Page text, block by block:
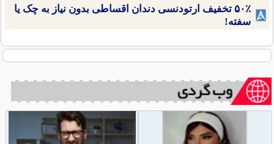
۵۰٪ تخفیف ارتودنسی دندان اقساطی بدون نیاز به چک یا
سفته!